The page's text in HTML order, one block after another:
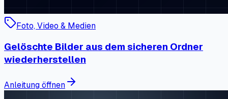
Foto, Video & Medien
Gelöschte Bilder aus dem sicheren Ordner
wiederherstellen
Anleitung öffnen